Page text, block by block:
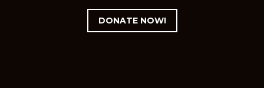
DONATE NOW!